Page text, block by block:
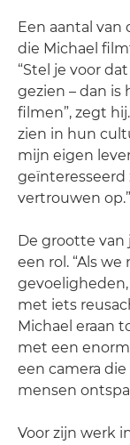
Een aantal
die Michael
“Stel je voor
gezien – dan
filmen”, zegt
zien in hun
mijn eigen
geïnteresseerd
vertrouwen op.”
De grootte
een rol. “Als
met iets
Michael eraan
met een
een camera
mensen
Voor zijn werk